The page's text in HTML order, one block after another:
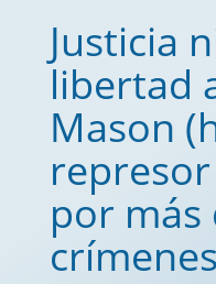
Justicia
libertad
Mason
por más
crímenes